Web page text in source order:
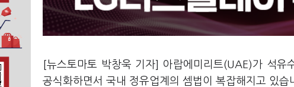
[뉴스토마토 박창욱 기자] 아랍에미리트(UAE)가 석유
공식화하면서 국내 정유업계의 셈법이 복잡해지고 있